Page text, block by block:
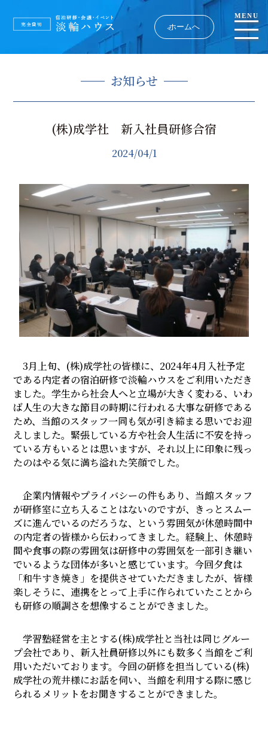
MENU
ホームへ
お知らせ
(株)成学社 新入社員研修合宿
2024/04/1
3月上旬、(株)成学社の皆様に、2024年4月入社予定
である内定者の宿泊研修で淡輪ハウスをご利用いただき
ました。学生から社会人へと立場が大きく変わる、いわ
ば人生の大きな節目の時期に行われる大事な研修である
ため、当館のスタッフ一同も気が引き締まる思いでお迎
えしました。緊張している方や社会人生活に不安を持っ
ている方もいるとは思いますが、それ以上に印象に残っ
たのはやる気に満ち溢れた笑顔でした。
企業内情報やプライバシーの件もあり、当館スタッフ
が研修室に立ち入ることはないのですが、きっとスムー
ズに進んでいるのだろうな、という雰囲気が休憩時間中
の内定者の皆様から伝わってきました。経験上、休憩時
間や食事の際の雰囲気は研修中の雰囲気を一部引き継い
でいるような団体が多いと感じています。今回夕食は
「和牛すき焼き」を提供させていただきましたが、皆様
楽しそうに、連携をとって上手に作られていたことから
も研修の順調さを想像することができました。
学習塾経営を主とする(株)成学社と当社は同じグルー
プ会社であり、新入社員研修以外にも数多く当館をご利
用いただいております。今回の研修を担当している(株)
成学社の荒井様にお話を伺い、当館を利用する際に感じ
られるメリットをお聞きすることができました。